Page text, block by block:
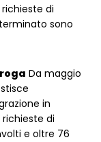
richieste di
sono
Da maggio
in
di
e oltre 76